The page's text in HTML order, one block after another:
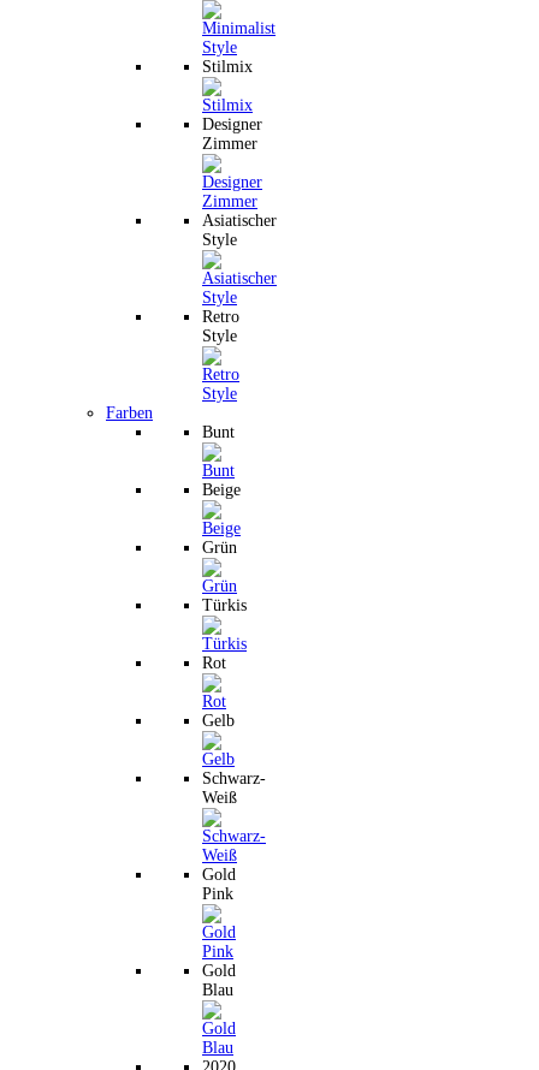
Stilmix
Designer
Zimmer
Asiatischer
Style
Retro
Style
Farben
Bunt
Beige
Grün
Türkis
Rot
Gelb
Schwarz-
Weiß
Gold
Pink
Gold
Blau